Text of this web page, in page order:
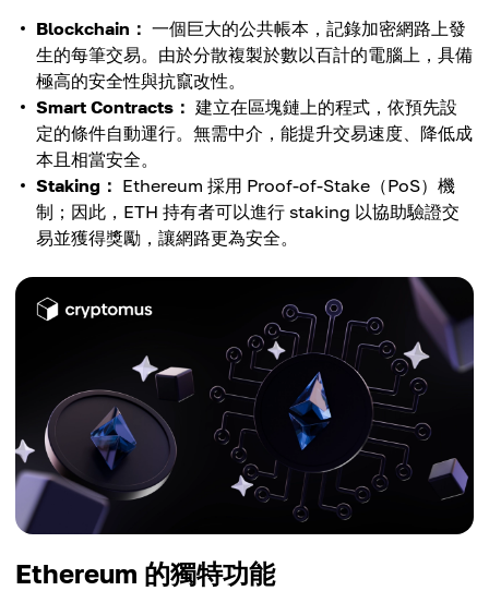
Blockchain： 一個巨大的公共帳本，記錄加密網路上發
生的每筆交易。由於分散複製於數以百計的電腦上，具備
極高的安全性與抗竄改性。
Smart Contracts： 建立在區塊鏈上的程式，依預先設
定的條件自動運行。無需中介，能提升交易速度、降低成
本且相當安全。
Staking： Ethereum 採用 Proof-of-Stake（PoS）機
制；因此，ETH 持有者可以進行 staking 以協助驗證交
易並獲得獎勵，讓網路更為安全。
Ethereum 的獨特功能